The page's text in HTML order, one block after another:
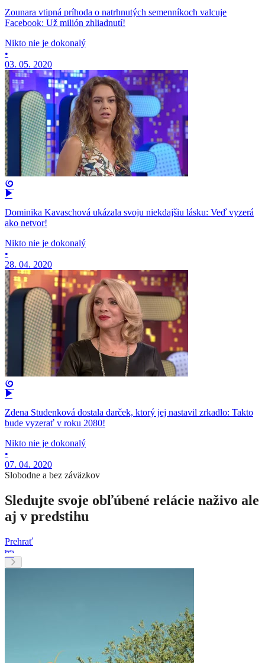
Zounara vtipná príhoda o natrhnutých semenníkoch valcuje
Facebook: Už milión zhliadnutí!
Nikto nie je dokonalý
•
03. 05. 2020
Dominika Kavaschová ukázala svoju niekdajšiu lásku: Veď vyzerá
ako netvor!
Nikto nie je dokonalý
•
28. 04. 2020
Zdena Studenková dostala darček, ktorý jej nastavil zrkadlo: Takto
bude vyzerať v roku 2080!
Nikto nie je dokonalý
•
07. 04. 2020
Slobodne a bez záväzkov
Sledujte svoje obľúbené relácie naživo ale
aj v predstihu
Prehrať